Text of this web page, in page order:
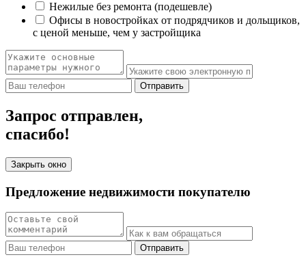
Нежилые без ремонта (подешевле)
Офисы в новостройках от подрядчиков и дольщиков,
с ценой меньше, чем у застройщика
Отправить
Запрос отправлен,
спасибо!
Закрыть окно
Предложение недвижимости покупателю
Отправить